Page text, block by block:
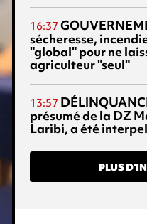
16:37
sécheresse,
"global" pour ne
agriculteur "seul"
13:57
présumé de la DZ
Laribi, a été
PLUS